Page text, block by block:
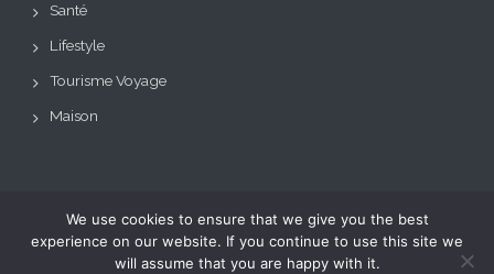
Santé
Lifestyle
Tourisme Voyage
Maison
Copyright © Tous droits
Le blog de toutes les
Theme: BizCare by
eVisionThemes
We use cookies to ensure that we give you the best
experience on our website. If you continue to use this site we
will assume that you are happy with it.